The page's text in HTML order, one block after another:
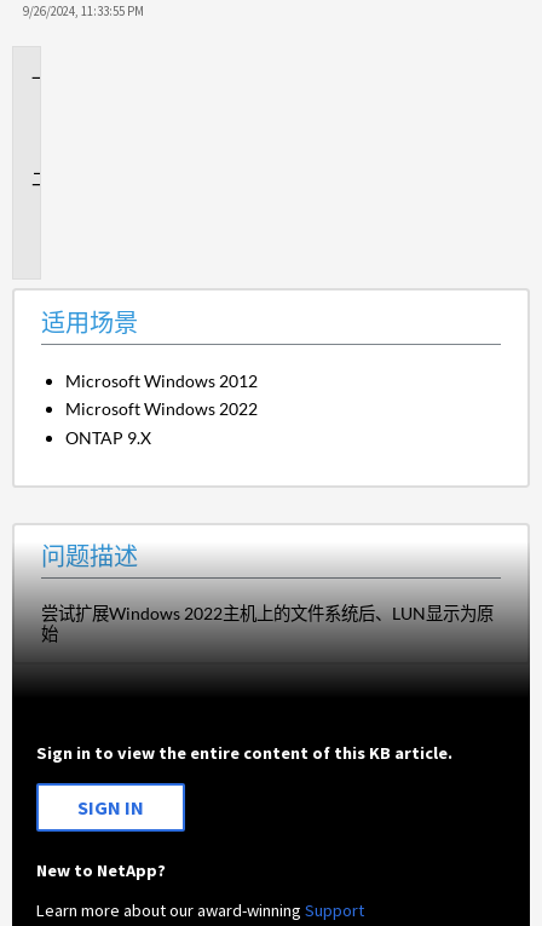
9/26/2024, 11:33:55 PM
适用场景
Microsoft Windows 2012
Microsoft Windows 2022
ONTAP 9.X
问题描述
尝试扩展Windows 2022主机上的文件系统后、LUN显示为原
始
Sign in to view the entire content of this KB article.
SIGN IN
New to NetApp?
Learn more about our award-winningSupport